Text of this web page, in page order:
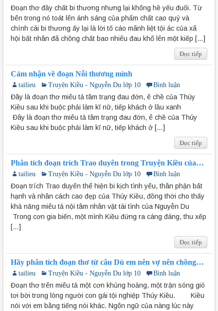
Đoạn thơ đầy chất bi thương nhưng lại không hề yếu đuối. Từ
bên trong nó toát lên ánh sáng của phẩm chất cao quý và
chính cái bi thương ấy lại là lời tố cáo mãnh liệt tội ác của xã
hội bất nhân đã chồng chất bao nhiêu đau khổ lên một kiếp […]
Đọc tiếp
Cảm nhận về đoạn Nỗi thương mình
tailieu Truyện Kiều - Nguyễn Du lớp 10 Bình luận
Đây là đoạn thơ miêu tả tâm trạng đau đớn, ê chề của Thúy
Kiều sau khi buộc phải làm kĩ nữ, tiếp khách ở lầu xanh
Đây là đoạn thơ miêu tả tâm trạng đau đớn, ê chề của Thúy
Kiều sau khi buộc phải làm kĩ nữ, tiếp khách ở […]
Đọc tiếp
Phân tích đoạn trích Trao duyên trong Truyện Kiều của
Nguyễn Du từ câu đầu …Vật này của chung
tailieu Truyện Kiều - Nguyễn Du lớp 10 Bình luận
Đoạn trích Trao duyên thể hiện bi kịch tình yêu, thân phận bất
hạnh và nhân cách cao đẹp của Thúy Kiều, đồng thời cho thấy
khả năng miêu tả nội tâm nhân vật tài tình của Nguyễn Du
Trong cơn gia biến, một mình Kiều đứng ra cáng đáng, thu xếp
[…]
Đọc tiếp
Hãy phân tích đoạn thơ từ câu Dù em nên vợ nên chồng
đến hết đoạn Trao duyên
tailieu Truyện Kiều - Nguyễn Du lớp 10 Bình luận
Đoạn thơ trên miêu tả một cơn khủng hoảng, một trận sóng gió
tơi bời trong lòng người con gái tội nghiệp Thúy Kiều. Kiều
nói với em bằng tiếng nói khác. Ngôn ngữ của nàng lúc này